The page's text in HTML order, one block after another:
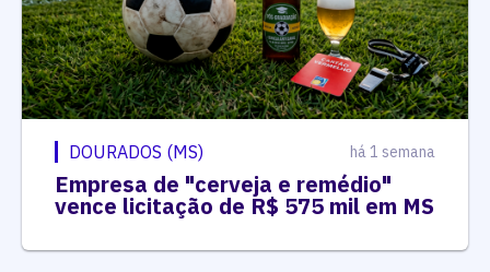
DOURADOS (MS) há 1 semana
Empresa de "cerveja e remédio"
vence licitação de R$ 575 mil em MS